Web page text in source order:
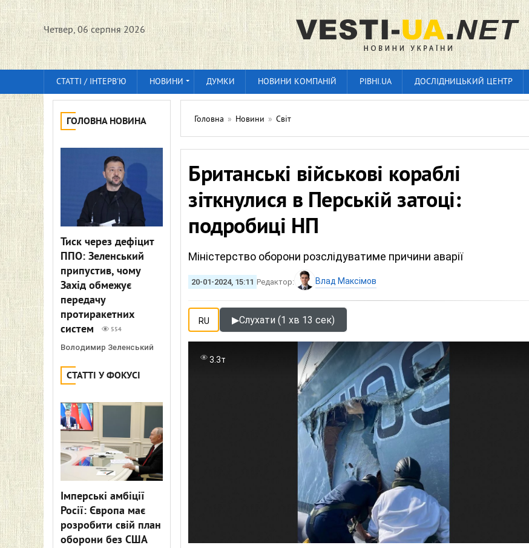
Четвер, 06 серпня 2026
СТАТТІ / ІНТЕРВ'Ю НОВИНИ ДУМКИ НОВИНИ КОМПАНІЙ РІВНІ.UA ДОСЛІДНИЦЬКИЙ ЦЕНТР
ГОЛОВНА НОВИНА
Тиск через дефіцит
ППО: Зеленський
припустив, чому
Захід обмежує
передачу
протиракетних
систем
554
Володимир Зеленський
СТАТТІ У ФОКУСІ
Імперські амбіції
Росії: Європа має
розробити свій план
оборони без США
Головна » Новини » Світ
Британські військові кораблі
зіткнулися в Перській затоці:
подробиці НП
Міністерство оборони розслідуватиме причини аварії
20-01-2024, 15:11 Редактор: Влад Максімов
RU ▶Слухати (1 хв 13 сек)
3.3т